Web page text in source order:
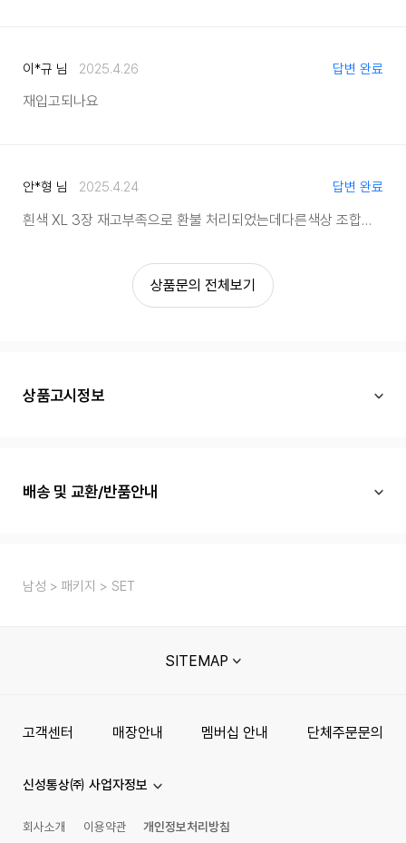
이*규 님 2025.4.26 답변 완료
재입고되나요
안*형 님 2025.4.24 답변 완료
흰색 XL 3장 재고부족으로 환불 처리되었는데 다른색상 조합은 가능한지요?
상품문의 전체보기
상품고시정보
배송 및 교환/반품안내
남성 패키지 SET
SITEMAP
고객센터 매장안내 멤버십 안내 단체주문문의
신성통상㈜ 사업자정보
회사소개 이용약관 개인정보처리방침